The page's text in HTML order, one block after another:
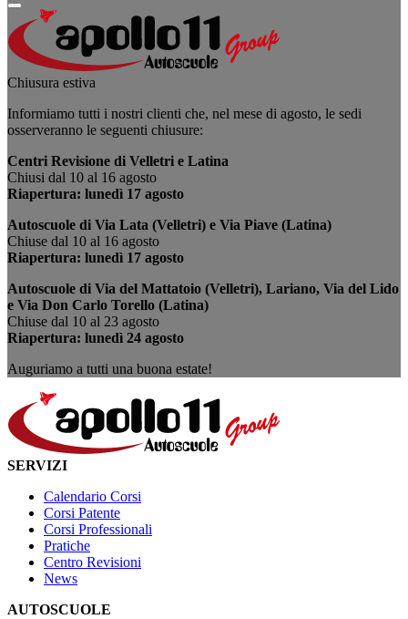
Chiusura estiva
Informiamo tutti i nostri clienti che, nel mese di agosto, le sedi
osserveranno le seguenti chiusure:
Centri Revisione di Velletri e Latina
Chiusi dal 10 al 16 agosto
Riapertura: lunedì 17 agosto
Autoscuole di Via Lata (Velletri) e Via Piave (Latina)
Chiuse dal 10 al 16 agosto
Riapertura: lunedì 17 agosto
Autoscuole di Via del Mattatoio (Velletri), Lariano, Via del Lido
e Via Don Carlo Torello (Latina)
Chiuse dal 10 al 23 agosto
Riapertura: lunedì 24 agosto
Auguriamo a tutti una buona estate!
SERVIZI
Calendario Corsi
Corsi Patente
Corsi Professionali
Pratiche
Centro Revisioni
News
AUTOSCUOLE